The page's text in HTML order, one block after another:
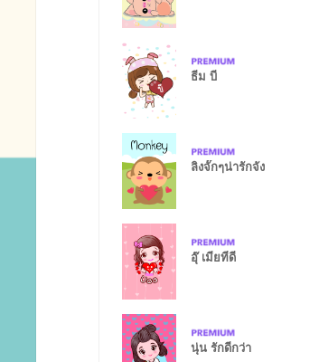
ธีม บี
ลิงจั๊กๆน่ารักจัง
อุ๊ เมียที่ดี
นุ่น รักดีกว่า